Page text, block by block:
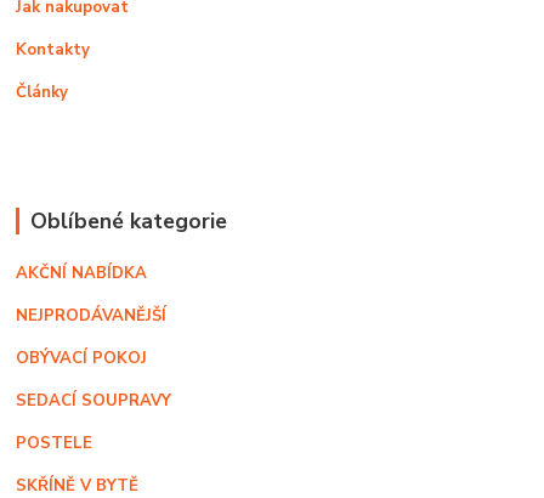
Jak nakupovat
Kontakty
Články
Oblíbené kategorie
AKČNÍ NABÍDKA
NEJPRODÁVANĚJŠÍ
OBÝVACÍ POKOJ
SEDACÍ SOUPRAVY
POSTELE
SKŘÍNĚ V BYTĚ